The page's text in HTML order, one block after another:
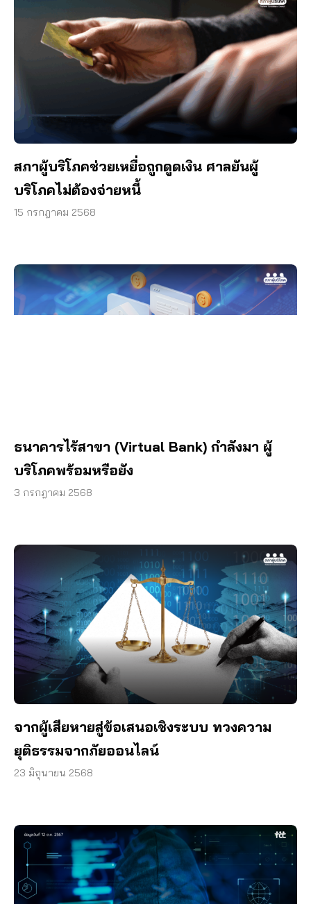
สภาผู้บริโภคช่วยเหยื่อถูกดูดเงิน ศาลยันผู้
บริโภคไม่ต้องจ่ายหนี้
15 กรกฎาคม 2568
ธนาคารไร้สาขา (Virtual Bank) กำลังมา ผู้
บริโภคพร้อมหรือยัง
3 กรกฎาคม 2568
จากผู้เสียหายสู่ข้อเสนอเชิงระบบ ทวงความ
ยุติธรรมจากภัยออนไลน์
23 มิถุนายน 2568